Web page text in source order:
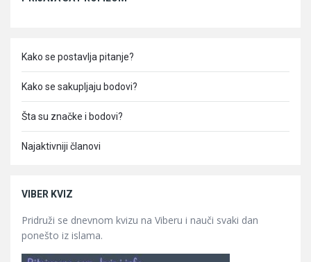
Kako se postavlja pitanje?
Kako se sakupljaju bodovi?
Šta su značke i bodovi?
Najaktivniji članovi
VIBER KVIZ
Pridruži se dnevnom kvizu na Viberu i nauči svaki dan
ponešto iz islama.